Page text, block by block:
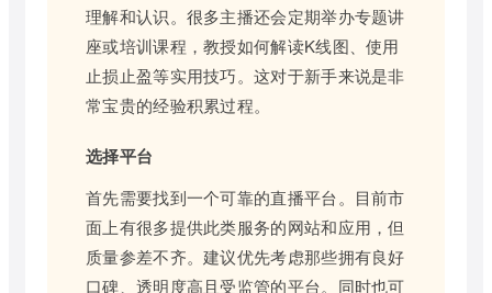
理解和认识。很多主播还会定期举办专题讲
座或培训课程，教授如何解读K线图、使用
止损止盈等实用技巧。这对于新手来说是非
常宝贵的经验积累过程。
选择平台
首先需要找到一个可靠的直播平台。目前市
面上有很多提供此类服务的网站和应用，但
质量参差不齐。建议优先考虑那些拥有良好
口碑、透明度高且受监管的平台。同时也可